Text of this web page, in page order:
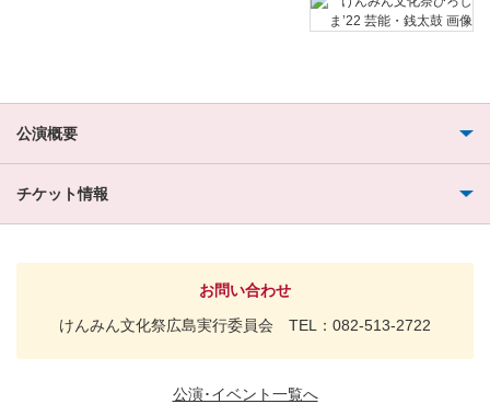
公演概要
チケット情報
お問い合わせ
けんみん文化祭広島実行委員会 TEL：082-513-2722
公演･イベント一覧へ